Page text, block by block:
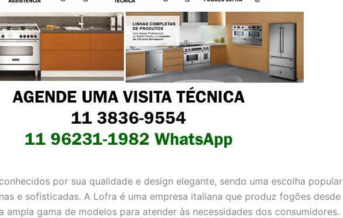
por sua qualidade e design elegante, sendo uma escolha popular
e sofisticadas. A Lofra é uma empresa italiana que produz fogões desde
ampla gama de modelos para atender às necessidades dos consumidores.